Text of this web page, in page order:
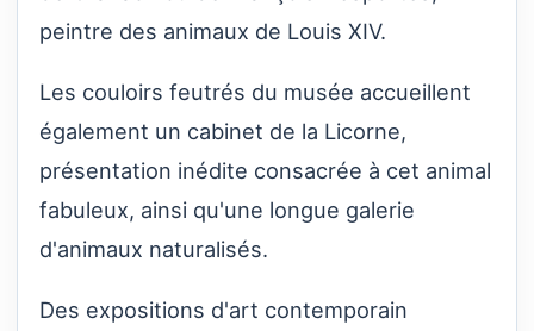
peintre des animaux de Louis XIV.
Les couloirs feutrés du musée accueillent
également un cabinet de la Licorne,
présentation inédite consacrée à cet animal
fabuleux, ainsi qu'une longue galerie
d'animaux naturalisés.
Des expositions d'art contemporain